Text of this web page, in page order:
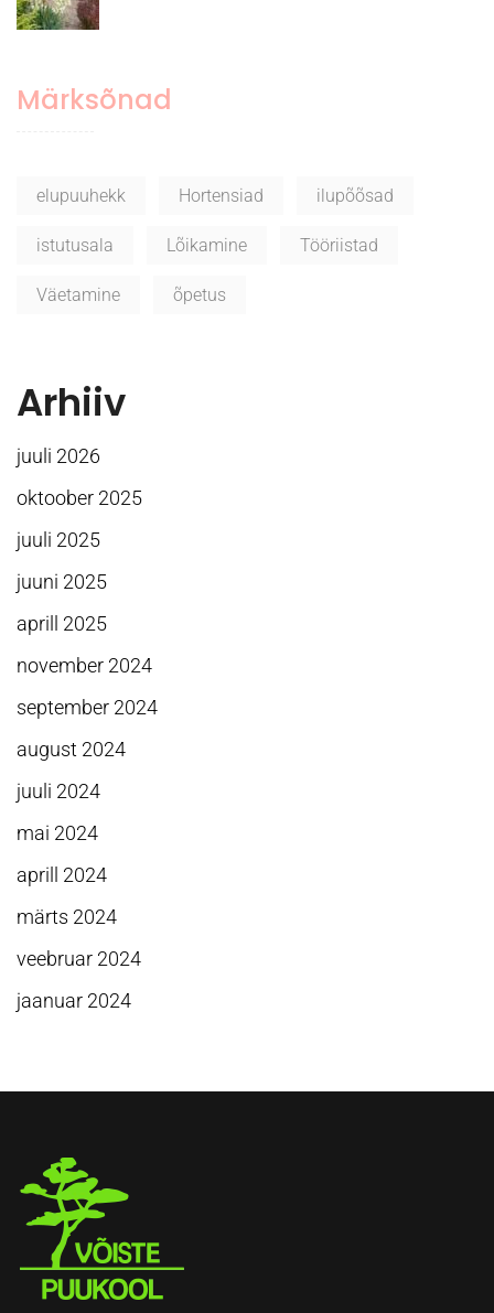
Märksõnad
elupuuhekk Hortensiad ilupõõsad
istutusala Lõikamine Tööriistad
Väetamine õpetus
Arhiiv
juuli 2026
oktoober 2025
juuli 2025
juuni 2025
aprill 2025
november 2024
september 2024
august 2024
juuli 2024
mai 2024
aprill 2024
märts 2024
veebruar 2024
jaanuar 2024